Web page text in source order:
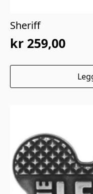
Sheriff
kr 259,00